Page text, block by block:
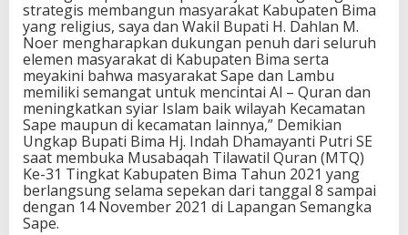
strategis membangun masyarakat Kabupaten Bima
yang religius, saya dan Wakil Bupati H. Dahlan M.
Noer mengharapkan dukungan penuh dari seluruh
elemen masyarakat di Kabupaten Bima serta
meyakini bahwa masyarakat Sape dan Lambu
memiliki semangat untuk mencintai Al – Quran dan
meningkatkan syiar Islam baik wilayah Kecamatan
Sape maupun di kecamatan lainnya,” Demikian
Ungkap Bupati Bima Hj. Indah Dhamayanti Putri SE
saat membuka Musabaqah Tilawatil Quran (MTQ)
Ke-31 Tingkat Kabupaten Bima Tahun 2021 yang
berlangsung selama sepekan dari tanggal 8 sampai
dengan 14 November 2021 di Lapangan Semangka
Sape.